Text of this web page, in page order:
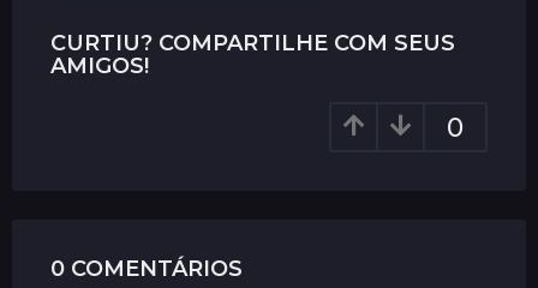
i
n
CURTIU? COMPARTILHE COM SEUS
AMIGOS!
0
0 COMENTÁRIOS